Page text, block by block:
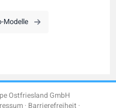
Modelle
Ostfriesland GmbH
Barrierefreiheit